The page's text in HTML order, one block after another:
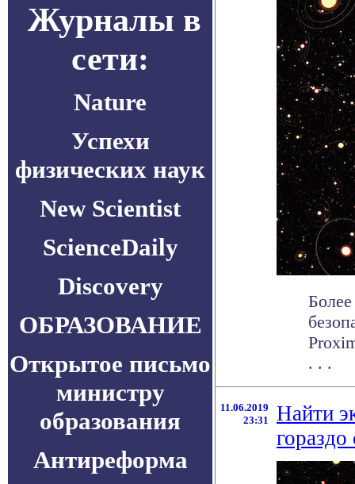
Журналы в
сети:
Nature
Успехи
физических наук
New Scientist
ScienceDaily
Discovery
ОБРАЗОВАНИЕ
Открытое письмо
министру
образования
Антиреформа
. . .
11.06.2019
23:31
Найти